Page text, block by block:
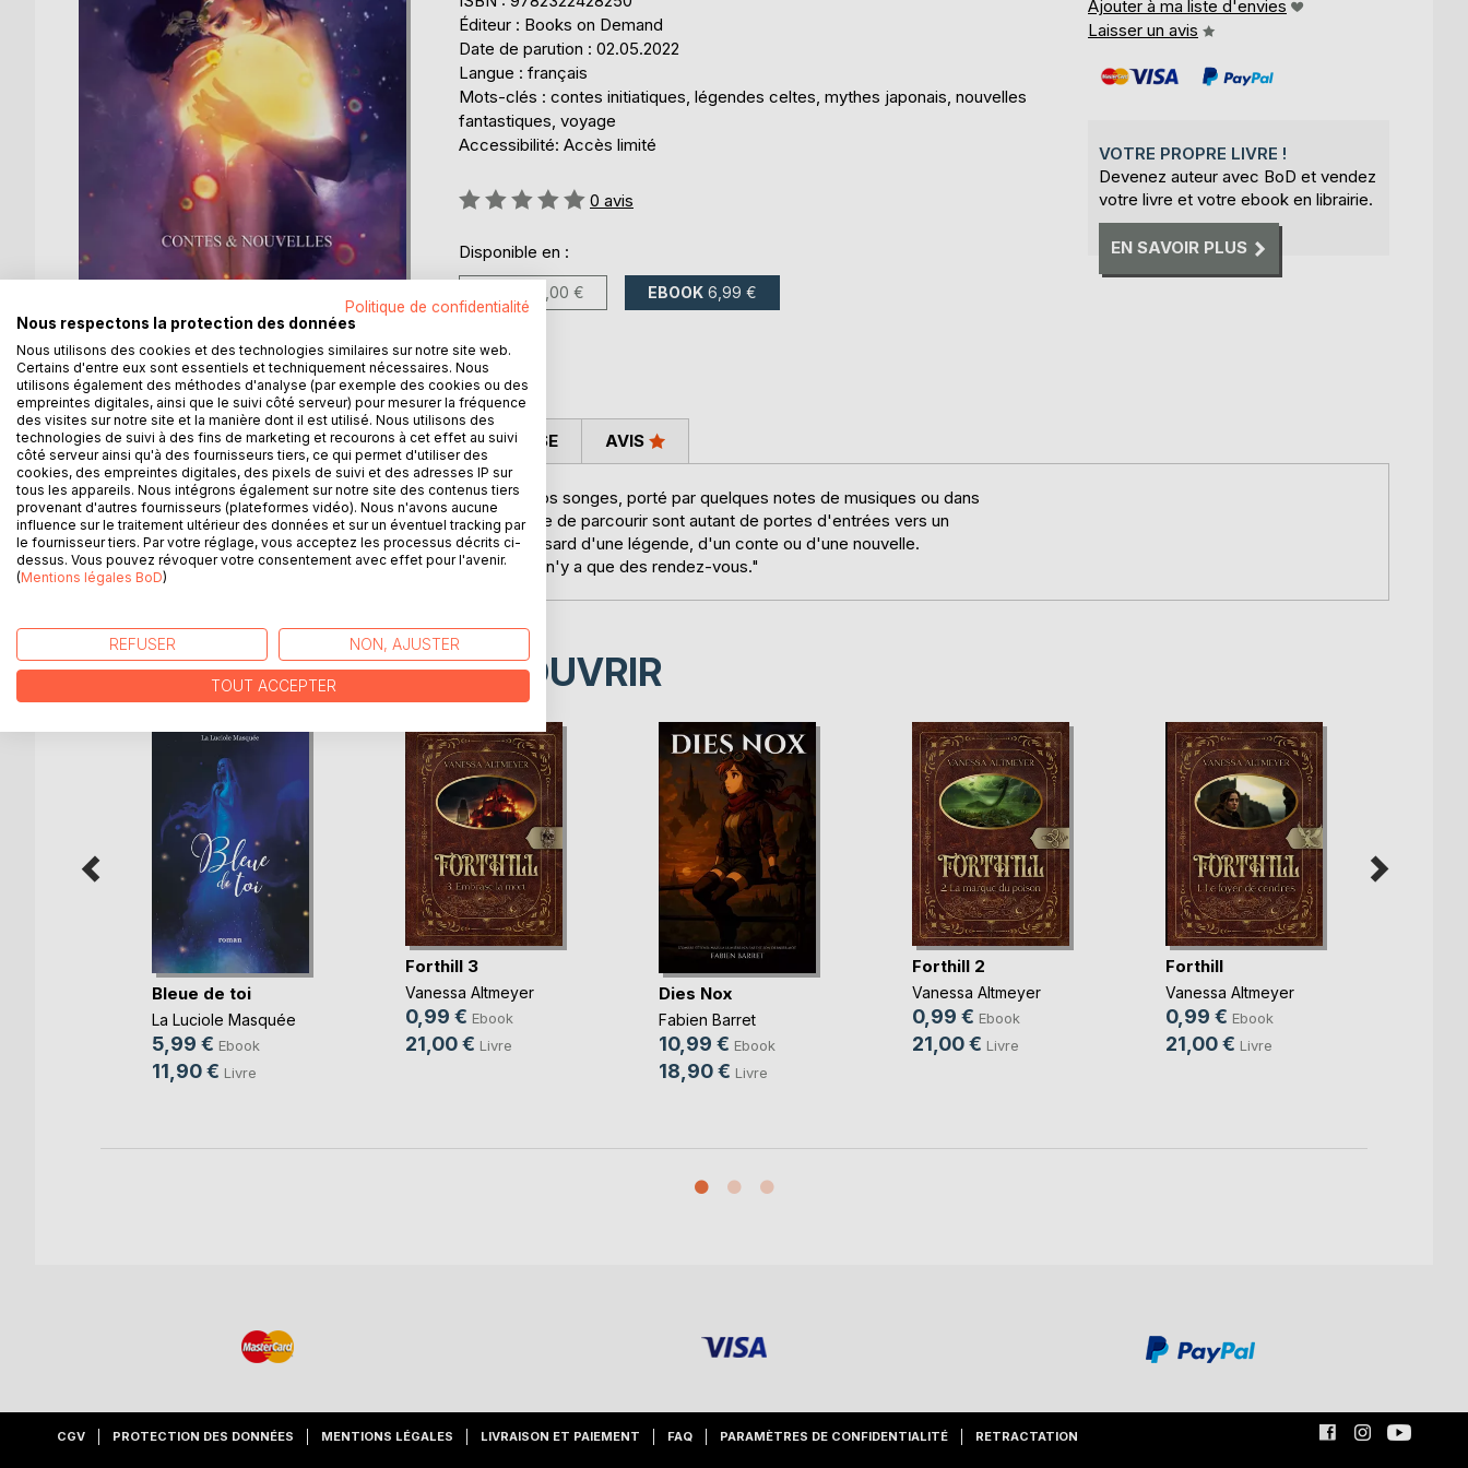
Éditeur : Books on Demand
Date de parution : 02.05.2022
Langue : français
Mots-clés : contes initiatiques, légendes celtes, mythes japonais, nouvelles
fantastiques, voyage
Accessibilité: Accès limité
Évaluation:
0 avis
Disponible en :
12,00 € EBOOK 6,99 €
Ajouter à ma liste d'envies
Laisser un avis
VOTRE PROPRE LIVRE !
Devenez auteur avec BoD et vendez
votre livre et votre ebook en librairie.
EN SAVOIR PLUS
DESCRIPTION
La féérie se cache partout : dans la nature, au creux de nos songes, porté par quelques notes de musiques ou dans
le regard d'un être cher. Les histoires que je vous propose de parcourir sont autant de portes d'entrées vers un
mon de merveilleux qui ne demande qu'à se révéler au hasard d'une légende, d'un conte ou d'une nouvelle.
Comme le dit si bien Paul Éluard: "Il n'y a pas de hasard, il n'y a que des rendez-vous."
AUTEUR(S) CRITIQUES PRESSE AVIS
D’AUTRES TITRES À DÉCOUVRIR
Bleue de toi
La Luciole Masquée
5,99 € Ebook
11,90 € Livre
Forthill 3
Vanessa Altmeyer
0,99 € Ebook
21,00 € Livre
Dies Nox
Fabien Barret
10,99 € Ebook
18,90 € Livre
Forthill 2
Vanessa Altmeyer
0,99 € Ebook
21,00 € Livre
Forthill
Vanessa Altmeyer
0,99 € Ebook
21,00 € Livre
CGV PROTECTION DES DONNÉES MENTIONS LÉGALES LIVRAISON ET PAIEMENT FAQ PARAMÈTRES DE CONFIDENTIALITÉ RETRACTATION
Politique de confidentialité
Nous respectons la protection des données
Nous utilisons des cookies et des technologies similaires sur notre site web.
Certains d'entre eux sont essentiels et techniquement nécessaires. Nous
utilisons également des méthodes d'analyse (par exemple des cookies ou des
empreintes digitales, ainsi que le suivi côté serveur) pour mesurer la fréquence
des visites sur notre site et la manière dont il est utilisé. Nous utilisons des
technologies de suivi à des fins de marketing et recourons à cet effet au suivi
côté serveur ainsi qu'à des fournisseurs tiers, ce qui permet d'utiliser des
cookies, des empreintes digitales, des pixels de suivi et des adresses IP sur
tous les appareils. Nous intégrons également sur notre site des contenus tiers
provenant d'autres fournisseurs (plateformes vidéo). Nous n'avons aucune
influence sur le traitement ultérieur des données et sur un éventuel tracking par
le fournisseur tiers. Par votre réglage, vous acceptez les processus décrits ci-
dessus. Vous pouvez révoquer votre consentement avec effet pour l'avenir.
(Mentions légales BoD)
REFUSER NON, AJUSTER
TOUT ACCEPTER